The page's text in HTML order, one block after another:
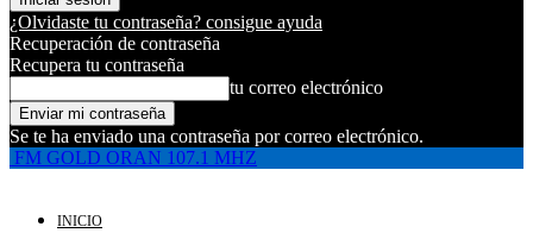
¿Olvidaste tu contraseña? consigue ayuda
Recuperación de contraseña
Recupera tu contraseña
tu correo electrónico
Se te ha enviado una contraseña por correo electrónico.
FM GOLD ORAN 107.1 MHZ
INICIO